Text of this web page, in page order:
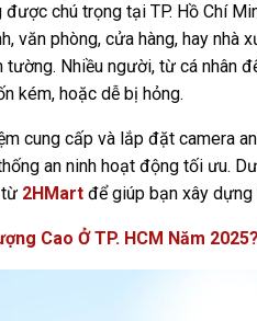
chú trọng tại TP. Hồ Chí
văn phòng, cửa hàng, hay nhà
Nhiều người, từ cá nhân
kém, hoặc dễ bị hỏng.
cung cấp và lắp đặt camera
an ninh hoạt động tối ưu.
từ 2HMart để giúp bạn xây dựng
Cao Ở TP. HCM Năm